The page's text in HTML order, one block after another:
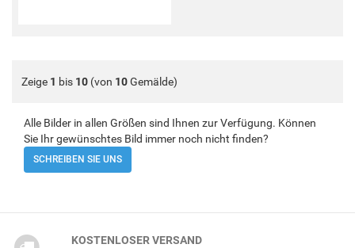
Zeige 1 bis 10 (von 10Gemälde)
Alle Bilder in allen Größen sind Ihnen zur Verfügung. Können
Sie Ihr gewünschtes Bild immer noch nicht finden?
SCHREIBEN SIE UNS
KOSTENLOSER VERSAND